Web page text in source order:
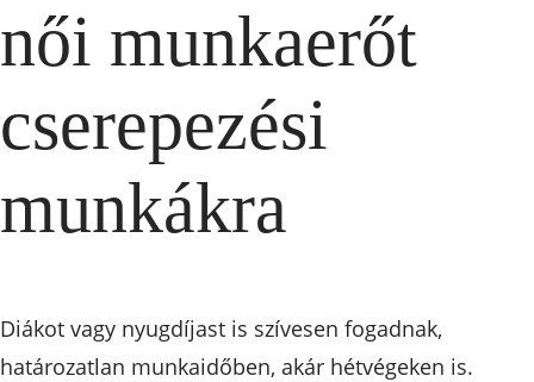
női munkaerőt
cserepezési
munkákra
Diákot vagy nyugdíjast is szívesen fogadnak,
határozatlan munkaidőben, akár hétvégeken is.